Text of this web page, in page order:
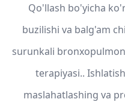
Qo'llash bo'yicha
buzilishi va balg'am
surunkali
terapiyasi..
maslahatlashing va